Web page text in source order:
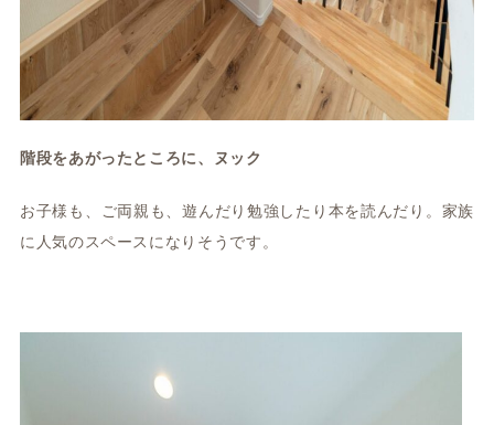
階段をあがったところに、ヌック
お子様も、ご両親も、遊んだり勉強したり本を読んだり。家族
に人気のスペースになりそうです。